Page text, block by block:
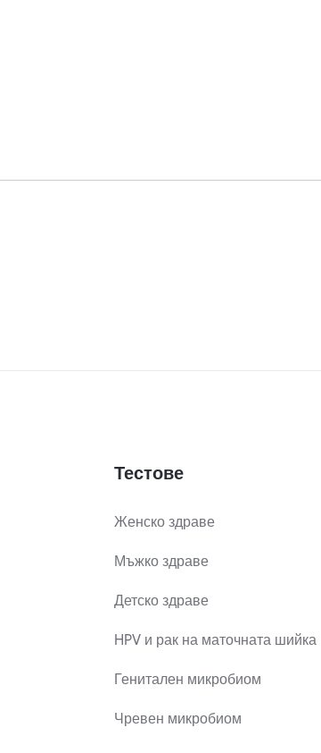
Тестове
Женско здраве
Мъжко здраве
Детско здраве
HPV и рак на маточната шийка
Генитален микробиом
Чревен микробиом